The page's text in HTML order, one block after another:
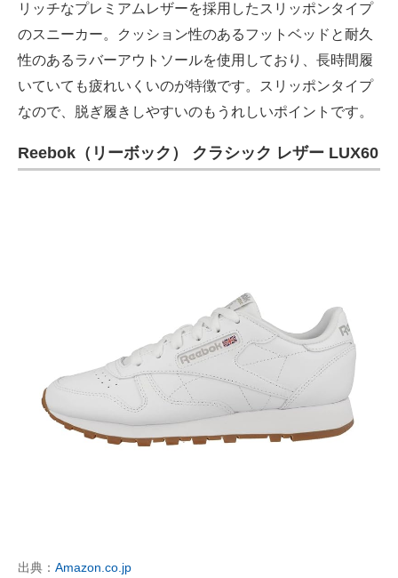
リッチなプレミアムレザーを採用したスリッポンタイプ
のスニーカー。クッション性のあるフットベッドと耐久
性のあるラバーアウトソールを使用しており、長時間履
いていても疲れいくいのが特徴です。スリッポンタイプ
なので、脱ぎ履きしやすいのもうれしいポイントです。
Reebok（リーボック） クラシック レザー LUX60
出典： Amazon.co.jp